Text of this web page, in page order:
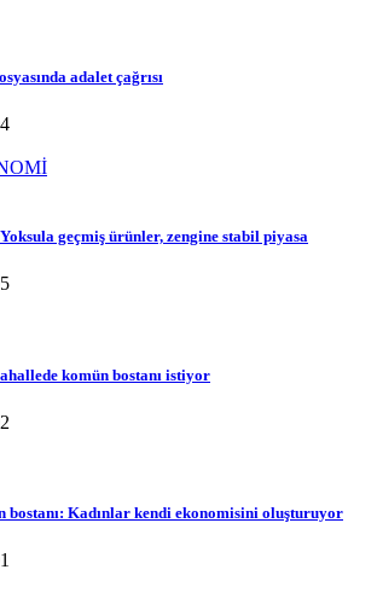
adalet çağrısı
geçmiş ürünler, zengine stabil piyasa
komün bostanı istiyor
bostanı: Kadınlar kendi ekonomisini oluşturuyor